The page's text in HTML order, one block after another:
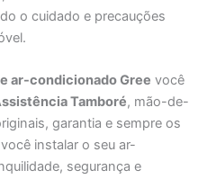
o cuidado e precauções
ar-condicionado Gree você
Tamboré, mão-de-
garantia e sempre os
instalar o seu ar-
segurança e